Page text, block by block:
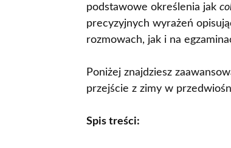
podstawowe określenia jak
precyzyjnych wyrażeń
rozmowach, jak i na
Poniżej znajdziesz
przejście z zimy w
Spis treści: